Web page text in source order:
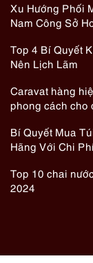
Xu Hướng Phối
Nam Công Sở
Top 4 Bí Quyết
Nên Lịch Lãm
Caravat hàng
phong cách cho
Bí Quyết Mua
Hãng Với Chi
Top 10 chai
2024